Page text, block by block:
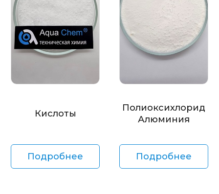
Кислоты
Подробнее
Полиоксихлорид
Алюминия
Подробнее